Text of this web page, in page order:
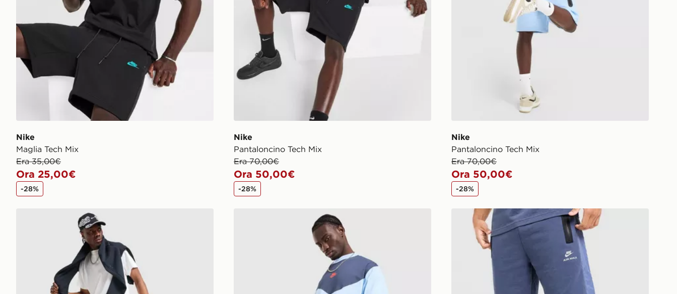
Nike
Maglia Tech Mix
Era 35,00€
Ora 25,00€
-28%
Nike
Pantaloncino Tech Mix
Era 70,00€
Ora 50,00€
-28%
Nike
Pantaloncino Tech Mix
Era 70,00€
Ora 50,00€
-28%
Nike Pantaloncino Street Fleece Nike Pantaloncino Air Max Fleece